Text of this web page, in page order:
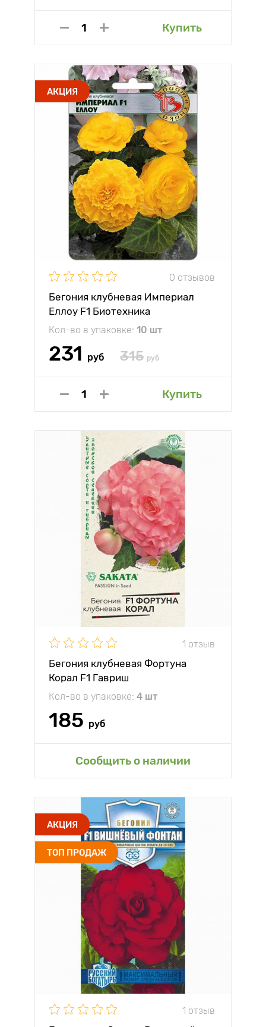
Купить
АКЦИЯ
0 отзывов
Бегония клубневая Империал
Еллоу F1 Биотехника
Кол-во в упаковке: 10 шт
231 руб 315 руб
Купить
1 отзыв
Бегония клубневая Фортуна
Корал F1 Гавриш
Кол-во в упаковке: 4 шт
185 руб
Сообщить о наличии
АКЦИЯ
ТОП ПРОДАЖ
1 отзыв